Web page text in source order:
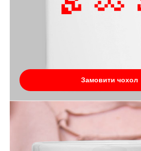
Замовити чохол